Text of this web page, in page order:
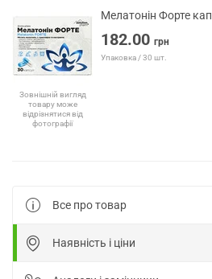
Зовнішній вигляд
товару може
відрізнятися від
фотографії
Мелатонін Форте
182.00 грн
Упаковка / 30 шт.
Все про товар
Наявність і ціни